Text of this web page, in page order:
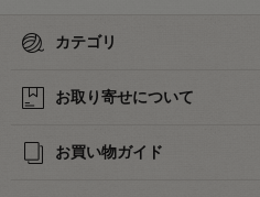
カテゴリ
お取り寄せについて
お買い物ガイド